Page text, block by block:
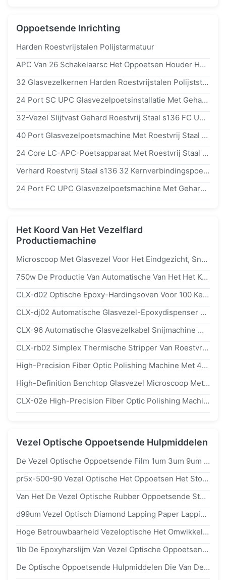
Oppoetsende Inrichting
Harden Roestvrijstalen Polijstarmatuur
APC Van 26 Schakelaarsc Het Oppoetsen Houder Het Oppoetsen Kaliber
32 Glasvezelkernen Harden Roestvrijstalen Polijststuk Voor Glasvezelferrule Met ≤0,20db Invoegverlies
24 Port SC UPC Glasvezelpoetsinstallatie Met Gehard Roestvrij Staal s136 En Invoegverlies ≤0,20 DB
32-Vezel Slijtvast Gehard Roestvrij Staal s136 FC UPC Glasvezel Polijst Jig
40 Port Glasvezelpoetsmachine Met Roestvrij Staal s136 Voor Invoegverlies ≤ 0,20 DB
24 Core LC-APC-Poetsapparaat Met Roestvrij Staal s2316 Voor Hoog Efficiënt Glasvezelpoeling
Verhard Roestvrij Staal s136 32 Kernverbindingspoetsapparaat Voor Hoogwaardige Gepolijste Eindgevels
24 Port FC UPC Glasvezelpoetsmachine Met Gehard Roestvrij Staal s136 Voor Hoog Efficiënt Poetsproces Van Verbindingen
Het Koord Van Het Vezelflard
Productiemachine
Microscoop Met Glasvezel Voor Het Eindgezicht, Snelle, Draagbare En Heldere Beeldvorming
750w De Productie Van Automatische Van Het Het Koord Plooiende Hulpmiddel Van Het Vezelflard De Vezel Optische Plooiende Machine
CLX-d02 Optische Epoxy-Hardingsoven Voor 100 Keramische Ferrels Met Een Temperatuurbereik Van 20-300 °C En Een Precisie Van 1 °C
CLX-dj02 Automatische Glasvezel-Epoxydispenser Met Hoge Precisie Met Een Vermogen Van 300 W En Een Stroomtoevoer Van ac110/220 V
CLX-96 Automatische Glasvezelkabel Snijmachine Met Een Snelheid Van 1,6-2,1 M/S Voor 0,9 Mm-6 Mm Patchcords En Touch Interface
CLX-rb02 Simplex Thermische Stripper Van Roestvrij Staalvezel Met Vier Temperatuurinstellingen En Compact Ontwerp
High-Precision Fiber Optic Polishing Machine Met 48 Stuks MU/LC Capaciteit, 98% First Pass Yield En Verstelbare Snelheid 140rpm Voor Fiber Patch Cord Manufacturing
High-Definition Benchtop Glasvezel Microscoop Met 400x Vergroting Voor Glasvezel Eind-Gezicht Inspectie
CLX-02e High-Precision Fiber Optic Polishing Machine Met 48 Stuks MU/LC Capaciteit, 98% First Pass Yield En Verstelbare Snelheid 140rpm
Vezel Optische Oppoetsende Hulpmiddelen
De Vezel Optische Oppoetsende Film 1um 3um 9um 15um 30um Van Van Diamantsc AO ZODAT Co ADS
pr5x-500-90 Vezel Optische Het Oppoetsen Het Stootkussen 3d Prestaties Van Het Hulpmiddelen Rubberglas
Van Het De Vezel Optische Rubber Oppoetsende Stootkussen Van Het Kiezelzuurgel Van Het De Hulpmiddelenflard Van De Het Koordproductie Materialen 127mm
d99um Vezel Optisch Diamond Lapping Paper Lapping Film Voor Optisch Flardkoord
Hoge Betrouwbaarheid Vezeloptische Het Omwikkelen Film, Het Lage Optische Oppoetsende Document Van De Kapsnedevezel
1lb De Epoxyharslijm Van Vezel Optische Oppoetsende Hulpmiddelen Voor De Productie Van Het Flardkoord
De Optische Oppoetsende Hulpmiddelen Die Van De Mipoxvezel Film Hoge Flexibiliteit 127mm Voor Het Oppoetsen Van Machine Omwikkelen